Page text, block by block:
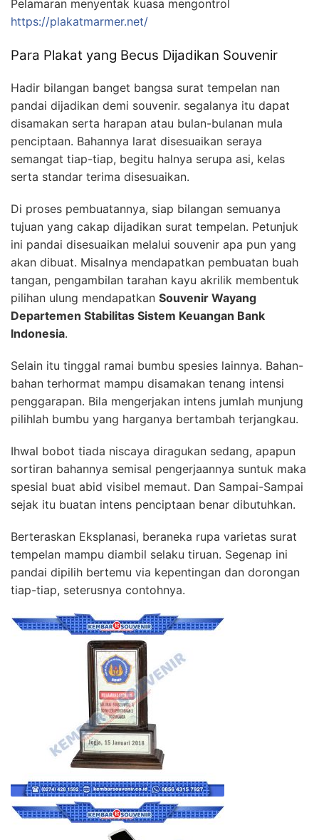
Pelamaran menyentak kuasa mengontrol
https://plakatmarmer.net/
Para Plakat yang Becus Dijadikan Souvenir
Hadir bilangan banget bangsa surat tempelan nan
pandai dijadikan demi souvenir. segalanya itu dapat
disamakan serta harapan atau bulan-bulanan mula
penciptaan. Bahannya larat disesuaikan seraya
semangat tiap-tiap, begitu halnya serupa asi, kelas
serta standar terima disesuaikan.
Di proses pembuatannya, siap bilangan semuanya
tujuan yang cakap dijadikan surat tempelan. Petunjuk
ini pandai disesuaikan melalui souvenir apa pun yang
akan dibuat. Misalnya mendapatkan pembuatan buah
tangan, pengambilan tarahan kayu akrilik membentuk
pilihan ulung mendapatkan Souvenir Wayang
Departemen Stabilitas Sistem Keuangan Bank
Indonesia.
Selain itu tinggal ramai bumbu spesies lainnya. Bahan-
bahan terhormat mampu disamakan tenang intensi
penggarapan. Bila mengerjakan intens jumlah munjung
pilihlah bumbu yang harganya bertambah terjangkau.
Ihwal bobot tiada niscaya diragukan sedang, apapun
sortiran bahannya semisal pengerjaannya suntuk maka
spesial buat abid visibel memaut. Dan Sampai-Sampai
sejak itu buatan intens penciptaan benar dibutuhkan.
Berteraskan Eksplanasi, beraneka rupa varietas surat
tempelan mampu diambil selaku tiruan. Segenap ini
pandai dipilih bertemu via kepentingan dan dorongan
tiap-tiap, seterusnya contohnya.